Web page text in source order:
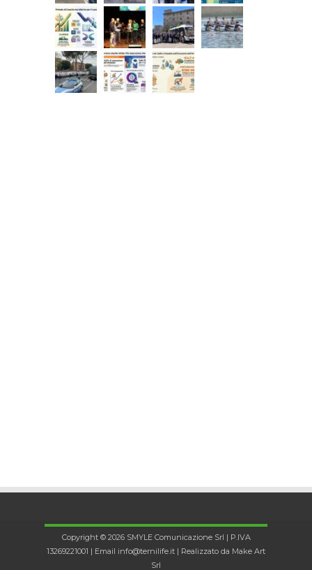
Copyright © 2026 SMYLE Comunicazione Srl | P.IVA
13269221001 | Email info@ternilife.it | Realizzato da Make Art
Srl